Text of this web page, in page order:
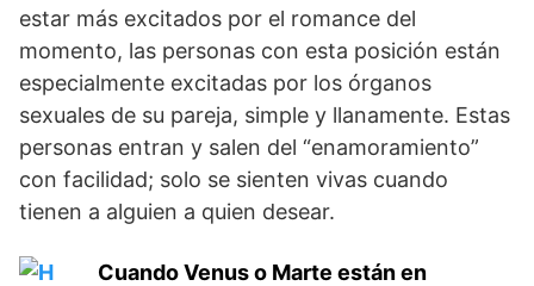
estar más excitados por el romance del
momento, las personas con esta posición están
especialmente excitadas por los órganos
sexuales de su pareja, simple y llanamente. Estas
personas entran y salen del “enamoramiento”
con facilidad; solo se sienten vivas cuando
tienen a alguien a quien desear.
Cuando Venus o Marte están en